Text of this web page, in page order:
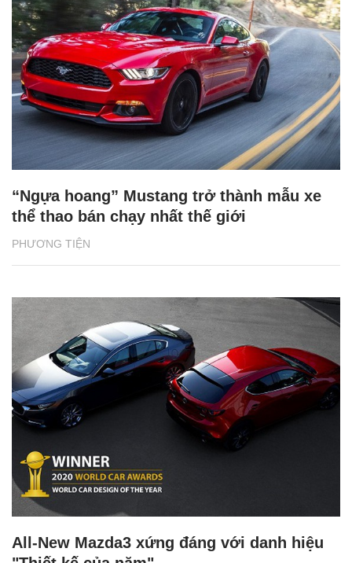
PHƯƠNG TIỆN
“Ngựa hoang” Mustang trở thành mẫu xe
thể thao bán chạy nhất thế giới
All-New Mazda3 xứng đáng với danh hiệu